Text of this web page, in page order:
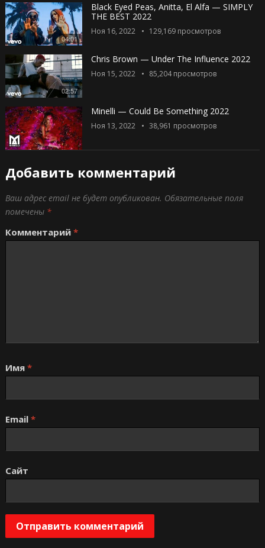
04:01
Black Eyed Peas, Anitta, El Alfa — SIMPLY
THE BEST 2022
Ноя 16, 2022 129,169просмотров
02:57
Chris Brown — Under The Influence 2022
Ноя 15, 2022 85,204просмотров
Minelli — Could Be Something 2022
Ноя 13, 2022 38,961 просмотров
Добавить комментарий
Ваш адрес email не будет опубликован. Обязательные поля
помечены *
Комментарий *
Имя *
Email *
Сайт